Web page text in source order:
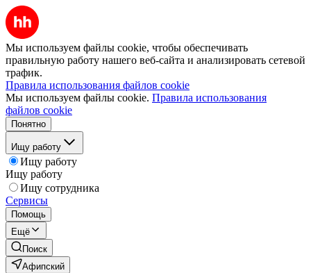
Мы используем файлы cookie, чтобы обеспечивать
правильную работу нашего веб-сайта и анализировать сетевой
трафик.
Правила использования файлов cookie
Мы используем файлы cookie. Правила использования
файлов cookie
Понятно
Ищу работу
Ищу работу
Ищу работу
Ищу сотрудника
Сервисы
Помощь
Ещё
Поиск
Афипский